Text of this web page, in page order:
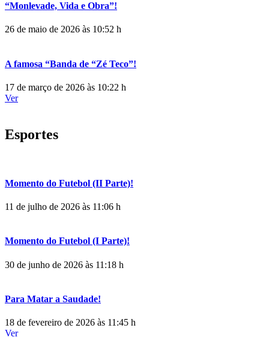
“Monlevade, Vida e Obra”!
26 de maio de 2026 às 10:52 h
A famosa “Banda de “Zé Teco”!
17 de março de 2026 às 10:22 h
Ver
Esportes
Momento do Futebol (II Parte)!
11 de julho de 2026 às 11:06 h
Momento do Futebol (I Parte)!
30 de junho de 2026 às 11:18 h
Para Matar a Saudade!
18 de fevereiro de 2026 às 11:45 h
Ver